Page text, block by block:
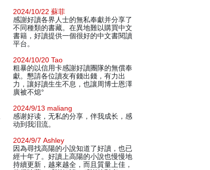
2024/10/22 蘇菲
感謝好讀各界人士的無私奉獻并分享了
不同種類的書藏。在異地難以購買中文
書籍，好讀提供一個很好的中文書閱讀
平台。
2024/10/20 Tao
粗暴的以信用卡感謝好讀團隊的無償奉
獻。懇請各位讀友有錢出錢，有力出
力，讓好讀生生不息，也讓周博士恩澤
廣被不熄°
2024/9/13 maliang
感谢好读，无私的分享，伴我成长，感
动到我泪流。
2024/9/7 Ashley
因為尋找高陽的小說知道了好讀，也已
經十年了。好讀上高陽的小說也慢慢地
持續更新，越來越全，而且質量上佳，